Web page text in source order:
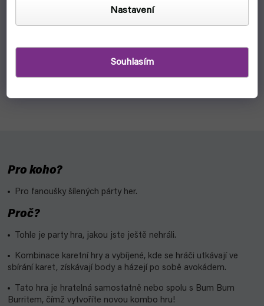
Nastavení
Souhlasím
Pro koho?
Pro fanoušky šílených párty her.
Proč?
Tohle je party hra, jakou jste ještě nehráli.
Kombinace karetní hry a vybíjené, kde se hráči utkávají ve
sbírání karet, získávají body a házejí po sobě avokádem.
Tato hra je hratelná samostatně nebo spolu s Bum Bum
Burritem, čímž vytvoříte novou kombo hru!